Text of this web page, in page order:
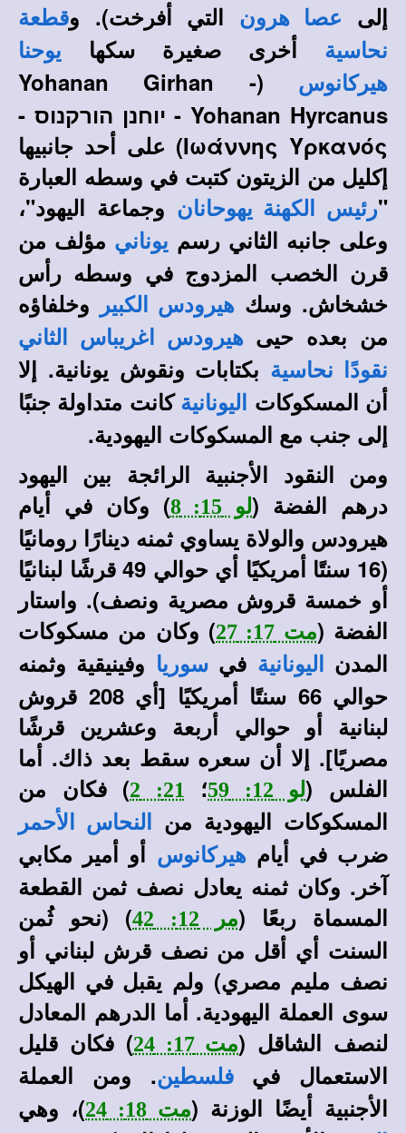
إلى
عصا هرون التي أفرخت). وقطعة
نحاسية
أخرى صغيرة سكها
يوحنا
هيركانوس
(Yohanan Girhan -
Yohanan Hyrcanus - יוחנן הורקנוס -
Ιωάννης Υρκανός) على أحد جانبيها
إكليل من الزيتون كتبت في وسطه العبارة
"رئيس الكهنة يهوحانان وجماعة اليهود"،
وعلى جانبه الثاني رسم يوناني مؤلف من
قرن الخصب المزدوج في وسطه رأس
خشخاش. وسك هيرودس الكبير
وخلفاؤه
من بعده حيىهيرودس اغريباس الثاني
نقودًا نحاسية بكتابات ونقوش يونانية. إلا
أن المسكوكات
اليونانية كانت متداولة جنبًا
إلى جنب مع المسكوكات اليهودية.
ومن النقود الأجنبية الرائجة بين اليهود
درهم الفضة (لو 15: 8
) وكان في أيام
هيرودس والولاة يساوي ثمنه دينارًا رومانيًا
(16 سنتًا أمريكيًا أي حوالي 49 قرشًا لبنانيًا
أو خمسة قروش مصرية ونصف). واستار
الفضة (مت 17: 27
) وكان من مسكوكات
المدن
اليونانية فيسوريا وفينيقية وثمنه
حوالي 66 سنتًا أمريكيًا [أي 208 قروش
لبنانية أو حوالي أربعة وعشرين قرشًا
مصريًا]. إلا أن سعره سقط بعد ذاك. أما
الفلس (لو 12: 59 ؛ 21: 2
) فكان من
المسكوكات اليهودية من
النحاس الأحمر
ضرب في أيامهيركانوس أو أمير مكابي
آخر. وكان ثمنه يعادل نصف ثمن القطعة
المسماة ربعًا (مر 12: 42
) (نحو ثُمن
السنت أي أقل من نصف قرش لبناني أو
نصف مليم مصري) ولم يقبل في الهيكل
سوى العملة اليهودية. أما الدرهم المعادل
لنصف الشاقل (مت 17: 24
) فكان قليل
الاستعمال فيفلسطين. ومن العملة
الأجنبية أيضًا الوزنة (مت 18: 24 )، وهي